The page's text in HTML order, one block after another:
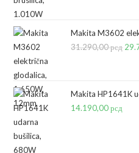
bila:
Makita M3602
31.290,00рсд
bila:
Makita HP1641K
14.190,00рсд